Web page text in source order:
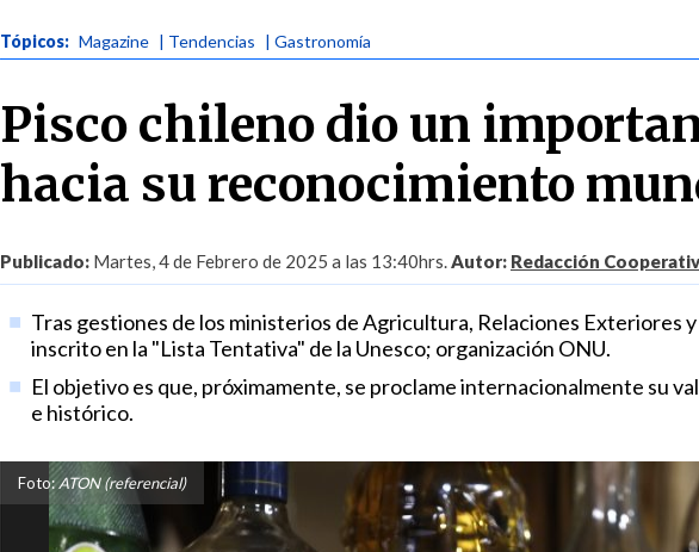
Tópicos: Magazine | Tendencias | Gastronomía
Pisco chileno dio un
hacia su reconocimiento
Publicado: Martes, 4 de Febrero de 2025 a las 13:40hrs.Autor: Redacción
Tras gestiones de los ministerios de Agricultura, Relaciones Exteriores
inscrito en la "Lista Tentativa" de la Unesco; organización ONU.
El objetivo es que, próximamente, se proclame internacionalmente su
e histórico.
Foto:ATON (referencial)